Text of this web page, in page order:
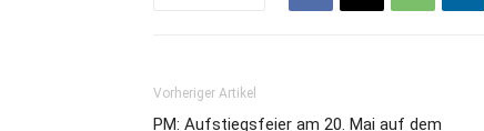
Vorheriger Artikel
PM: Aufstiegsfeier am 20. Mai auf dem